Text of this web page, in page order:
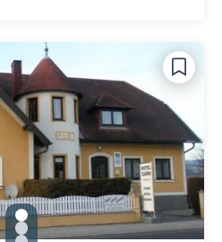
gallery.slide_selector
Zu Slide 1 wechseln